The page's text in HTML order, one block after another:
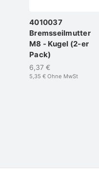
4010037
Bremsseilmutter
M8 - Kugel (2-er
Pack)
6,37 €
5,35 € Ohne MwSt